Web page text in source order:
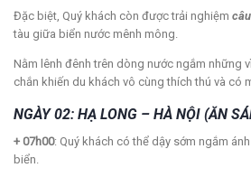
Đặc biệt, Quý khách còn được trải nghiệm
tàu giữa biển nước mênh mông.
Nằm lênh đênh trên dòng nước ngắm những
chắn khiến du khách vô cùng thích thú và có
NGÀY 02: HẠ LONG – HÀ NỘI (ĂN
+ 07h00: Quý khách có thể dậy sớm ngắm
biển.